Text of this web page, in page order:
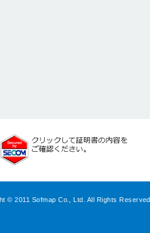
© 2011 Sofmap Co., Ltd. All Rights Reserved.